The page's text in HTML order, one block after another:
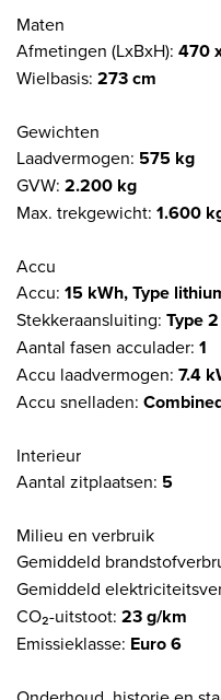
Maten
Afmetingen (LxBxH): 470
Wielbasis: 273 cm
Gewichten
Laadvermogen: 575 kg
GVW: 2.200 kg
Max. trekgewicht: 1.600
Accu
Accu: 15 kWh, Type
Stekkeraansluiting: Type 2
Aantal fasen acculader: 1
Accu laadvermogen: 7.4
Accu snelladen:
Interieur
Aantal zitplaatsen: 5
Milieu en verbruik
Gemiddeld
Gemiddeld
CO₂-uitstoot: 23 g/km
Emissieklasse: Euro 6